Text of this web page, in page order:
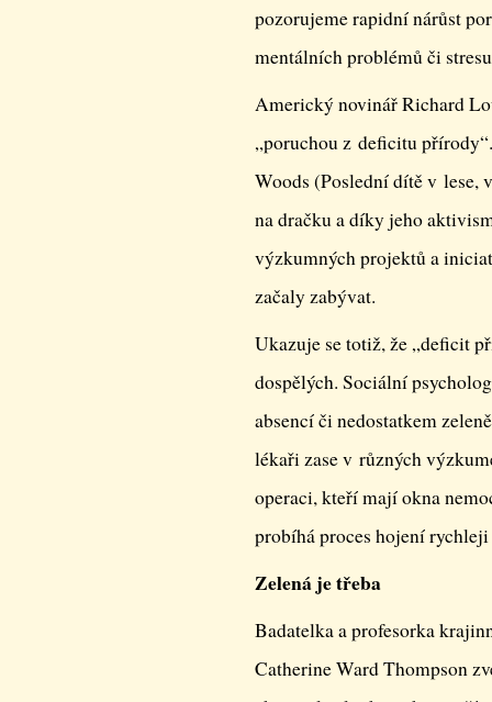
pozorujeme rapidní nárůst
mentálních problémů či
Americký novinář Richard
„poruchou z deficitu
Woods (Poslední dítě v lese,
na dračku a díky jeho
výzkumných projektů a
začaly zabývat.
Ukazuje se totiž, že „deficit
dospělých. Sociální
absencí či nedostatkem
lékaři zase v různých
operaci, kteří mají okna
probíhá proces hojení
Zelená je třeba
Badatelka a profesorka
Catherine Ward Thompson